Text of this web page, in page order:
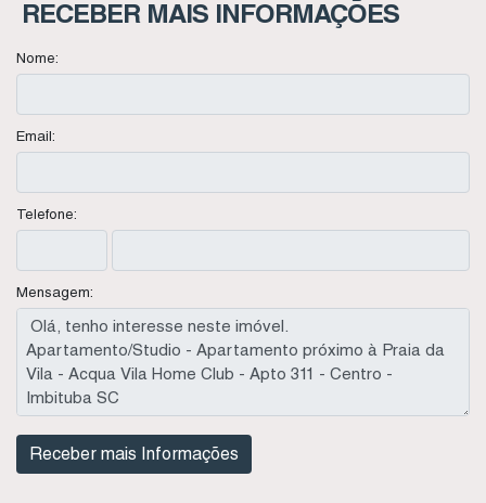
RECEBER MAIS INFORMAÇÕES
Nome:
Email:
Telefone:
Mensagem: